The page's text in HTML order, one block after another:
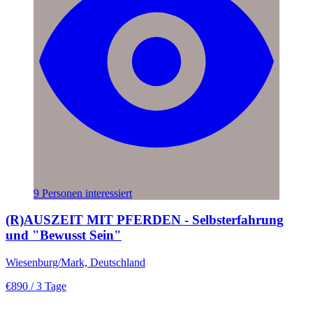
9 Personen interessiert
(R)AUSZEIT MIT PFERDEN - Selbsterfahrung
und "Bewusst Sein"
Wiesenburg/Mark, Deutschland
€890 / 3 Tage